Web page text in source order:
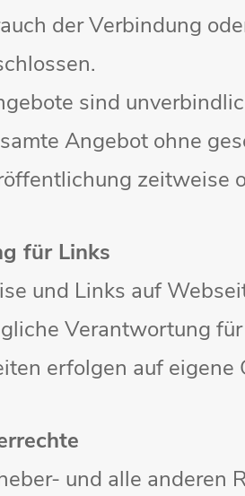
der Verbindung
sind
Angebot ohne
zeitweise
für Links
und Links auf
Verantwortung
erfolgen auf eigene
und alle anderen